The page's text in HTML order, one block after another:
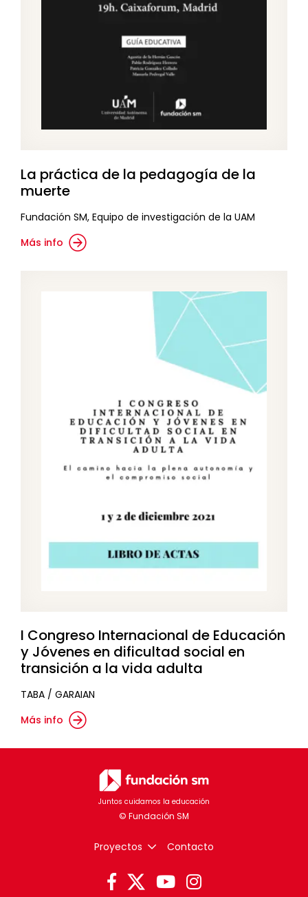
La práctica de la pedagogía de la
muerte
Fundación SM, Equipo de investigación de la UAM
Más info
I Congreso Internacional de Educación
y Jóvenes en dificultad social en
transición a la vida adulta
TABA / GARAIAN
Más info
Juntos cuidamos la educación
Proyectos Contacto